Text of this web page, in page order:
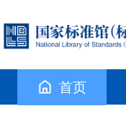
首页